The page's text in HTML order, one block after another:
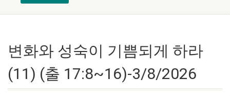
변화와 성숙이 기쁨되게 하라
(11) (출 17:8~16)-3/8/2026